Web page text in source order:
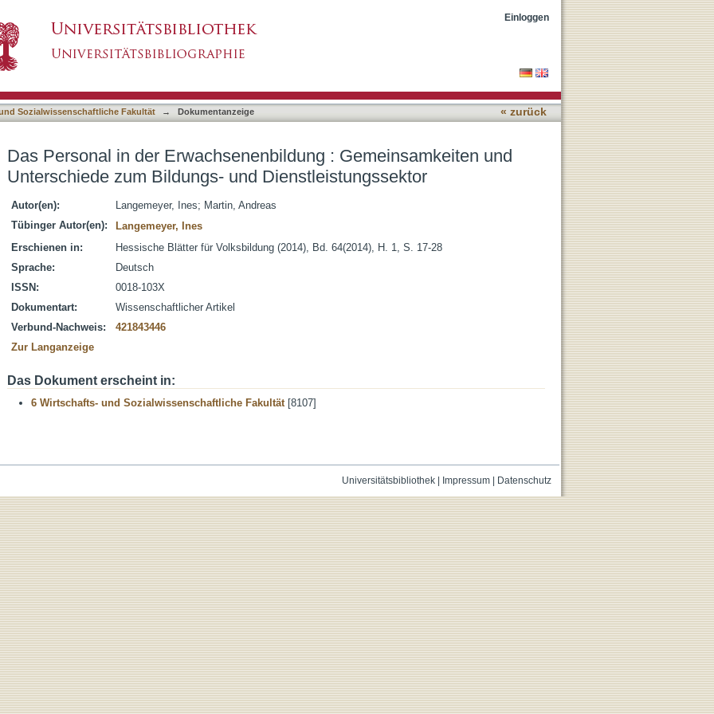
: Gemeinsamkeiten und Unterschiede zum Bildungs-Einloggen
Sozialwissenschaftliche Fakultät → Dokumentanzeige « zurück
Das Personal in der Erwachsenenbildung : Gemeinsamkeiten und
Unterschiede zum Bildungs- und Dienstleistungssektor
Autor(en): Langemeyer, Ines; Martin, Andreas
Tübinger Autor(en):
Langemeyer, Ines
Erschienen in:
Hessische Blätter für Volksbildung (2014), Bd. 64(2014), H. 1, S. 17-28
Sprache:
Deutsch
ISSN:
0018-103X
Dokumentart:
Wissenschaftlicher Artikel
Verbund-Nachweis:
421843446
Zur Langanzeige
Das Dokument erscheint in:
6 Wirtschafts- und Sozialwissenschaftliche Fakultät[8107]
Universitätsbibliothek| Impressum| Datenschutz